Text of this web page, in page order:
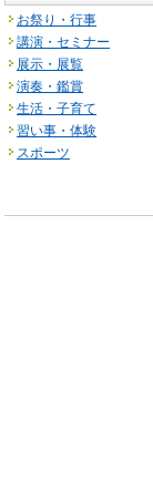
お祭り・行事
講演・セミナー
展示・展覧
演奏・鑑賞
生活・子育て
習い事・体験
スポーツ